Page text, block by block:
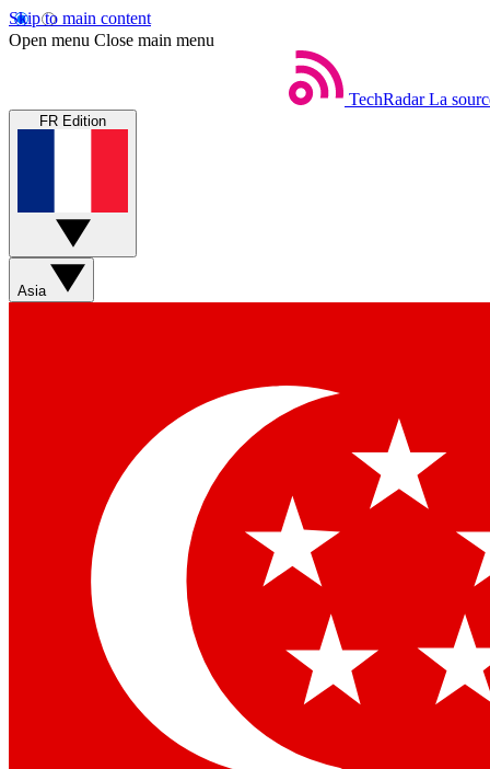
Skip to main content
Open menu Close main menu
TechRadar La
FR Edition
Asia